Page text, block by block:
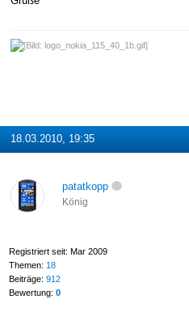
18.03.2010, 19:35
patatkopp
König
Registriert seit: Mar 2009
Themen: 18
Beiträge: 912
Bewertung: 0